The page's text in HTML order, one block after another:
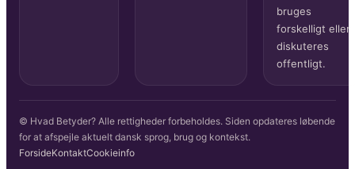
bruges
forskelligt eller
diskuteres
offentligt.
© Hvad Betyder? Alle rettigheder forbeholdes. Siden opdateres løbende
for at afspejle aktuelt dansk sprog, brug og kontekst.
ForsideKontaktCookieinfo